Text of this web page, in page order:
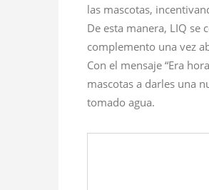
las mascotas,
De esta manera, LIQ se
complemento una vez
Con el mensaje “Era
mascotas a darles una
tomado agua.